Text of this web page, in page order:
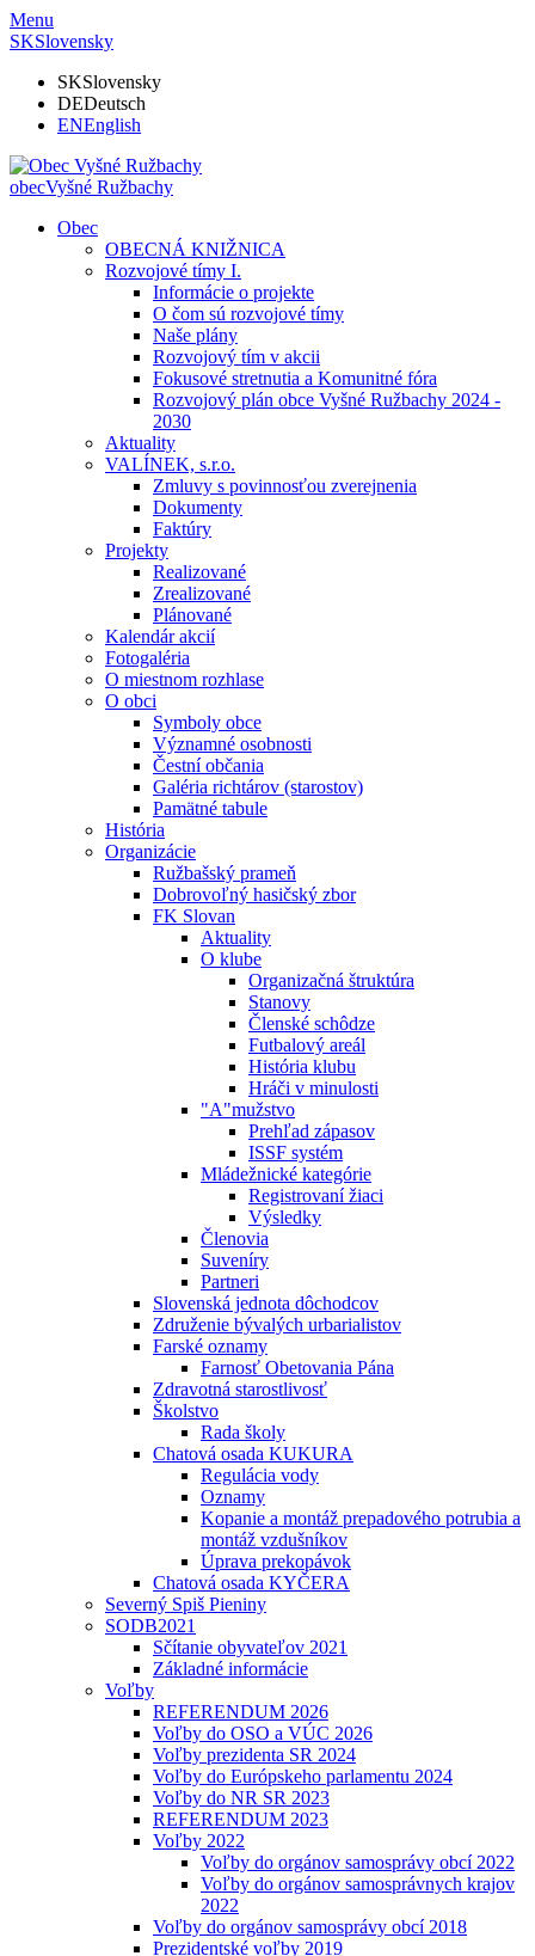
Menu
SKSlovensky
SKSlovensky
DEDeutsch
ENEnglish
obecVyšné Ružbachy
Obec
OBECNÁ KNIŽNICA
Rozvojové tímy I.
Informácie o projekte
O čom sú rozvojové tímy
Naše plány
Rozvojový tím v akcii
Fokusové stretnutia a Komunitné fóra
Rozvojový plán obce Vyšné Ružbachy 2024 -
2030
Aktuality
VALÍNEK, s.r.o.
Zmluvy s povinnosťou zverejnenia
Dokumenty
Faktúry
Projekty
Realizované
Zrealizované
Plánované
Kalendár akcií
Fotogaléria
O miestnom rozhlase
O obci
Symboly obce
Významné osobnosti
Čestní občania
Galéria richtárov (starostov)
Pamätné tabule
História
Organizácie
Ružbašský prameň
Dobrovoľný hasičský zbor
FK Slovan
Aktuality
O klube
Organizačná štruktúra
Stanovy
Členské schôdze
Futbalový areál
História klubu
Hráči v minulosti
"A"mužstvo
Prehľad zápasov
ISSF systém
Mládežnické kategórie
Registrovaní žiaci
Výsledky
Členovia
Suveníry
Partneri
Slovenská jednota dôchodcov
Združenie bývalých urbarialistov
Farské oznamy
Farnosť Obetovania Pána
Zdravotná starostlivosť
Školstvo
Rada školy
Chatová osada KUKURA
Regulácia vody
Oznamy
Kopanie a montáž prepadového potrubia a
montáž vzdušníkov
Úprava prekopávok
Chatová osada KYČERA
Severný Spiš Pieniny
SODB2021
Sčítanie obyvateľov 2021
Základné informácie
Voľby
REFERENDUM 2026
Voľby do OSO a VÚC 2026
Voľby prezidenta SR 2024
Voľby do Európskeho parlamentu 2024
Voľby do NR SR 2023
REFERENDUM 2023
Voľby 2022
Voľby do orgánov samosprávy obcí 2022
Voľby do orgánov samosprávnych krajov
2022
Voľby do orgánov samosprávy obcí 2018
Prezidentské voľby 2019